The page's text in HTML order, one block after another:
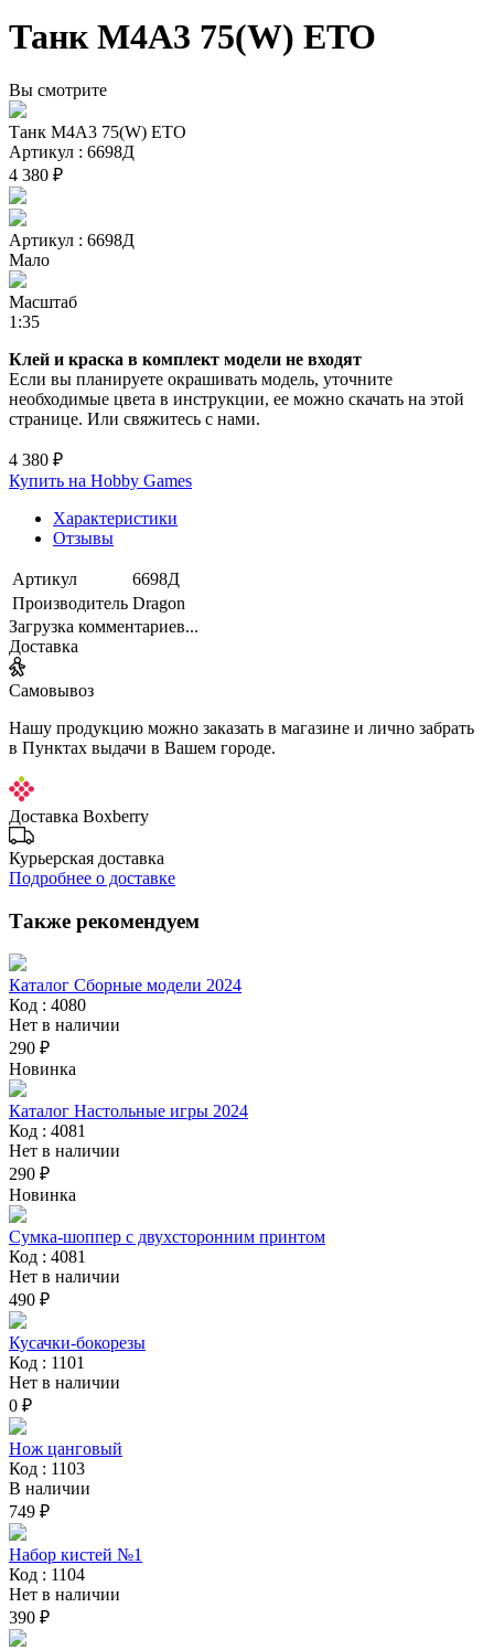
Танк М4А3 75(W) ETO
Вы смотрите
Танк М4А3 75(W) ETO
Артикул : 6698Д
4 380 ₽
Артикул : 6698Д
Мало
Масштаб
1:35
Клей и краска в комплект модели не входят
Если вы планируете окрашивать модель, уточните
необходимые цвета в инструкции, ее можно скачать на этой
странице. Или свяжитесь с нами.
4 380 ₽
Купить на Hobby Games
Характеристики
Отзывы
Артикул
6698Д
Производитель Dragon
Загрузка комментариев...
Доставка
Самовывоз
Нашу продукцию можно заказать в магазине и лично забрать
в Пунктах выдачи в Вашем городе.
Доставка Boxberry
Курьерская доставка
Подробнее о доставке
Также рекомендуем
Каталог Сборные модели 2024
Код : 4080
Нет в наличии
290 ₽
Новинка
Каталог Настольные игры 2024
Код : 4081
Нет в наличии
290 ₽
Новинка
Сумка-шоппер с двухсторонним принтом
Код : 4081
Нет в наличии
490 ₽
Кусачки-бокорезы
Код : 1101
Нет в наличии
0 ₽
Нож цанговый
Код : 1103
В наличии
749 ₽
Набор кистей №1
Код : 1104
Нет в наличии
390 ₽